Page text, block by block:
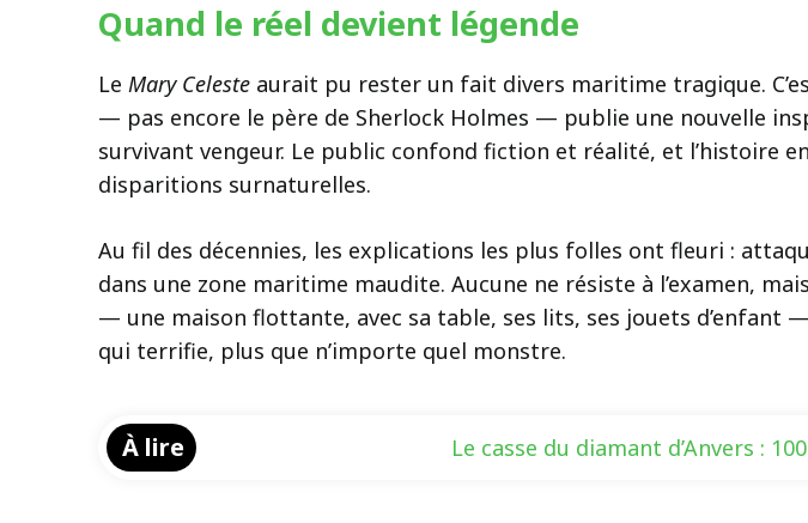
Quand le réel devient légende
Le Mary Celeste aurait pu rester un fait divers maritime tragique.
— pas encore le père de Sherlock Holmes — publie une nouvelle
survivant vengeur. Le public confond fiction et réalité, et l’histoire
disparitions surnaturelles.
Au fil des décennies, les explications les plus folles ont fleuri :
dans une zone maritime maudite. Aucune ne résiste à l’examen,
— une maison flottante, avec sa table, ses lits, ses jouets d’enfant
qui terrifie, plus que n’importe quel monstre.
À lire Le casse du diamant d’Anvers :